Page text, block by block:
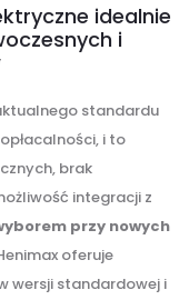
idealnie
i
standardu
i to
brak
integracji z
przy nowych
oferuje
wersji standardowej i